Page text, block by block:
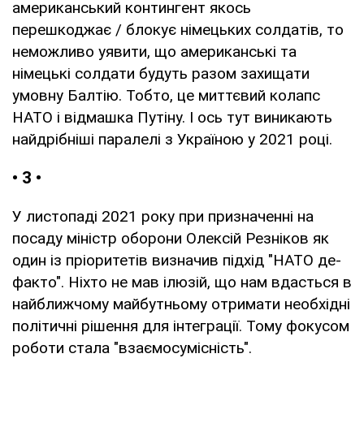
американський контингент якось
перешкоджає / блокує німецьких солдатів, то
неможливо уявити, що американські та
німецькі солдати будуть разом захищати
умовну Балтію. Тобто, це миттєвий колапс
НАТО і відмашка Путіну. І ось тут виникають
найдрібніші паралелі з Україною у 2021 році.
• 3 •
У листопаді 2021 року при призначенні на
посаду міністр оборони Олексій Резніков як
один із пріоритетів визначив підхід "НАТО де-
факто". Ніхто не мав ілюзій, що нам вдасться в
найближчому майбутньому отримати необхідні
політичні рішення для інтеграції. Тому фокусом
роботи стала "взаємосумісність".